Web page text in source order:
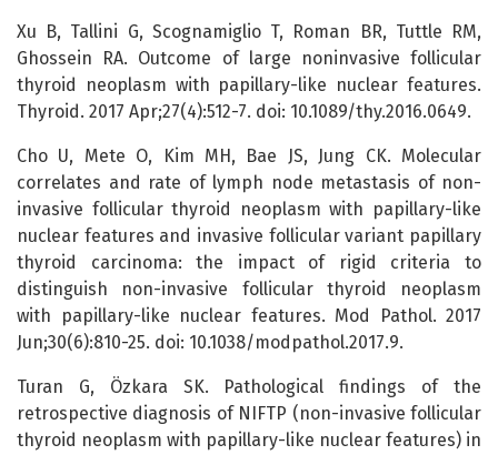
Xu B, Tallini G, Scognamiglio T, Roman BR, Tuttle RM,
Ghossein RA. Outcome of large noninvasive follicular
thyroid neoplasm with papillary-like nuclear features.
Thyroid. 2017 Apr;27(4):512-7. doi: 10.1089/thy.2016.0649.
Cho U, Mete O, Kim MH, Bae JS, Jung CK. Molecular
correlates and rate of lymph node metastasis of non-
invasive follicular thyroid neoplasm with papillary-like
nuclear features and invasive follicular variant papillary
thyroid carcinoma: the impact of rigid criteria to
distinguish non-invasive follicular thyroid neoplasm
with papillary-like nuclear features. Mod Pathol. 2017
Jun;30(6):810-25. doi: 10.1038/modpathol.2017.9.
Turan G, Özkara SK. Pathological findings of the
retrospective diagnosis of NIFTP (non-invasive follicular
thyroid neoplasm with papillary-like nuclear features) in